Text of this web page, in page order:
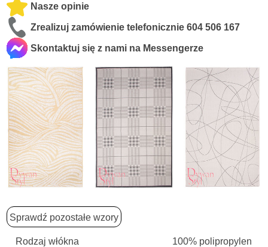
Nasze opinie
Zrealizuj zamówienie telefonicznie604 506 167
Skontaktuj się z nami na Messengerze
Sprawdź pozostałe wzory
Rodzaj włókna
100% polipropylen